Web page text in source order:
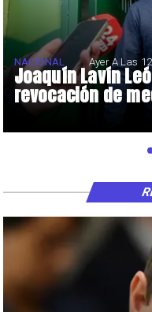
Joaquín Lavín
revocación de
NACIONAL Ayer A Las